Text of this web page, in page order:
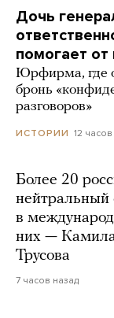
Дочь
помогает от
Юрфирма, где
бронь
разговоров»
ИСТОРИИ 12
Более 20
нейтральный
в
них —
Трусова
7 часов назад